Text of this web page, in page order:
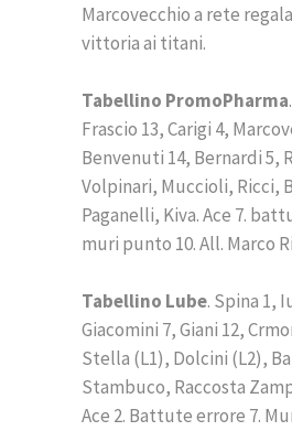
Marcovecchio a rete
vittoria ai titani.
Tabellino PromoPharma
Frascio 13, Carigi 4,
Benvenuti 14, Bernardi 5,
Volpinari, Muccioli, Ricci,
Paganelli, Kiva. Ace 7.
muri punto 10. All. Marco
Tabellino Lube. Spina 1,
Giacomini 7, Giani 12,
Stella (L1), Dolcini (L2),
Stambuco, Raccosta
Ace 2. Battute errore 7.